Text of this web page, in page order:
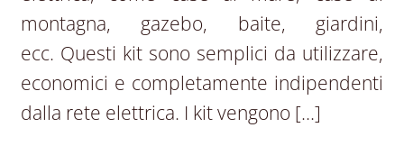
montagna, gazebo, baite, giardini,
ecc. Questi kit sono semplici da utilizzare,
economici e completamente indipendenti
dalla rete elettrica. I kit vengono […]